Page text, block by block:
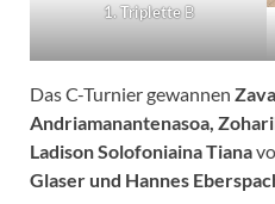
1. TripletteB
Das C-Turnier gewannen
Andriamanantenasoa,
Ladison Solofoniaina Tiana
Glaser und Hannes